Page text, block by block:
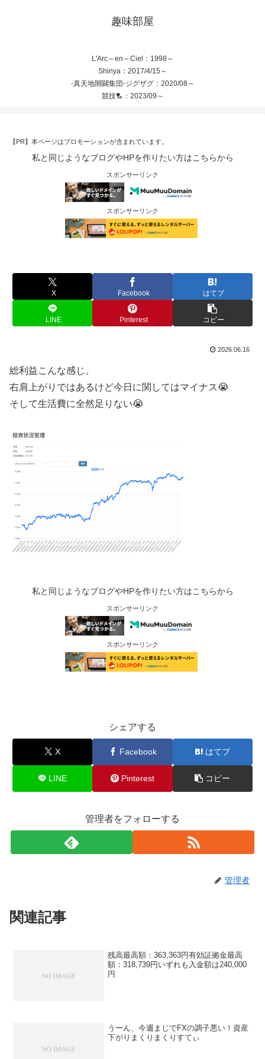
趣味部屋
L'Arc～en～Ciel：1998～
Shinya：2017/4/15～
-真天地開闢集団-ジグザグ：2020/08～
競技🏸：2023/09～
【PR】本ページはプロモーションが含まれています。
私と同じようなブログやHPを作りたい方はこちらから
スポンサーリンク
スポンサーリンク
X Facebook はてブ
LINE Pinterest コピー
2026.06.16
総利益こんな感じ。
右肩上がりではあるけど今日に関してはマイナス😭
そして生活費に全然足りない😭
私と同じようなブログやHPを作りたい方はこちらから
スポンサーリンク
スポンサーリンク
シェアする
X Facebook はてブ
LINE Pinterest コピー
管理者をフォローする
管理者
関連記事
残高最高額：363,363円有効証拠金最高
額：318,739円いずれも入金額は240,000
円
うーん、今週まじでFXの調子悪い！資産
下がりまくりまくりすてぃ